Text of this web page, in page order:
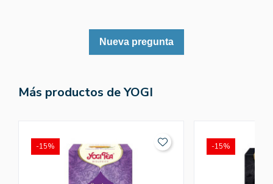
Nueva pregunta
Más productos de YOGI
-15% -15%